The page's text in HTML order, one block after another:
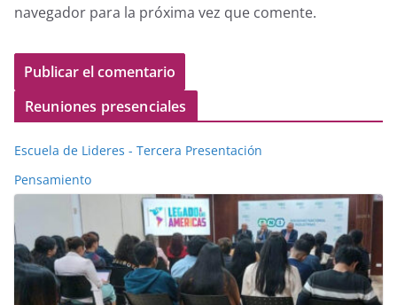
navegador para la próxima vez que comente.
Reuniones presenciales
Escuela de Lideres - Tercera Presentación
Pensamiento